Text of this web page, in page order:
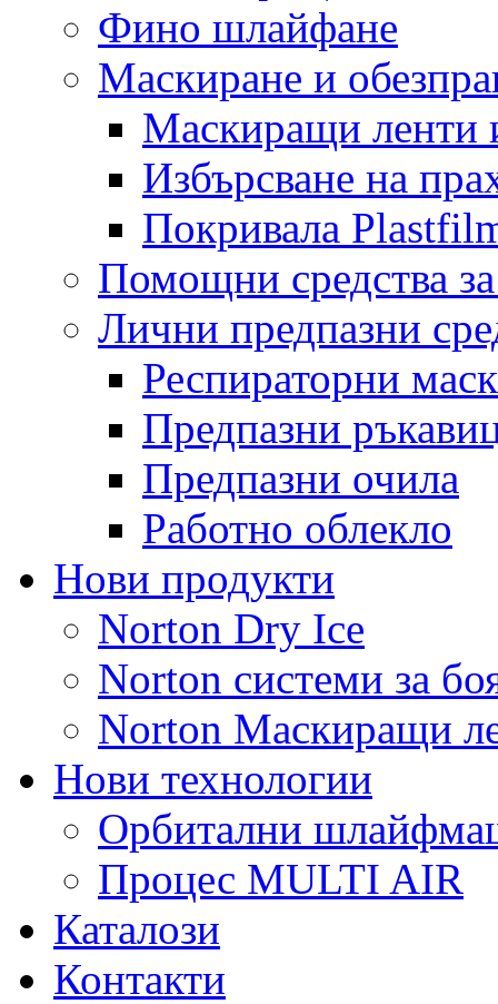
Фино шлайфане
Маскиране и
Маскиращи ленти
Избърсване на
Покривала
Помощни средства
Лични предпазни
Респираторни
Предпазни
Предпазни очила
Работно облекло
Нови продукти
Norton Dry Ice
Norton системи за
Norton Маскиращи
Нови технологии
Орбитални
Процес MULTI AIR
Каталози
Контакти